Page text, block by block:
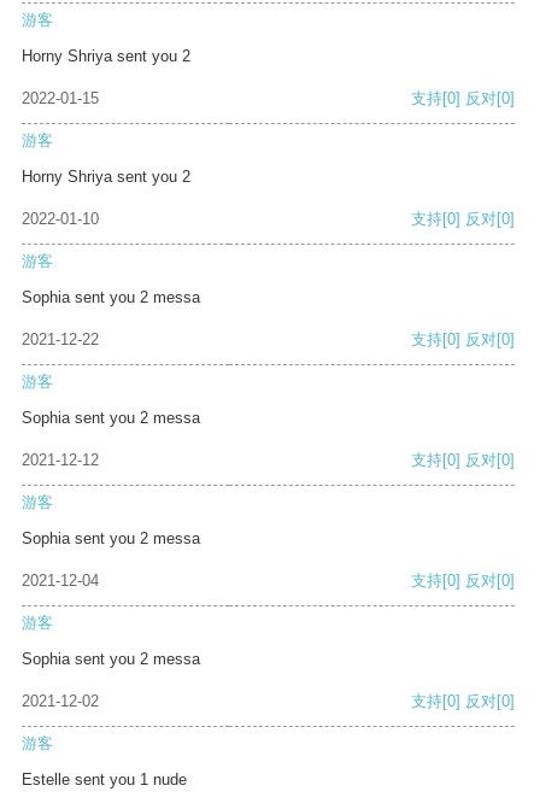
游客
Horny Shriya sent you 2
2022-01-15 支持[0] 反对[0]
游客
Horny Shriya sent you 2
2022-01-10 支持[0] 反对[0]
游客
Sophia sent you 2 messa
2021-12-22 支持[0] 反对[0]
游客
Sophia sent you 2 messa
2021-12-12 支持[0] 反对[0]
游客
Sophia sent you 2 messa
2021-12-04 支持[0] 反对[0]
游客
Sophia sent you 2 messa
2021-12-02 支持[0] 反对[0]
游客
Estelle sent you 1 nude